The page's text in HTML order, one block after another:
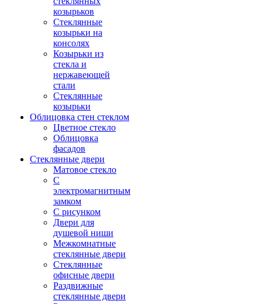
козырьков
Стеклянные
козырьки на
консолях
Козырьки из
стекла и
нержавеющей
стали
Стеклянные
козырьки
Облицовка стен стеклом
Цветное стекло
Облицовка
фасадов
Стеклянные двери
Матовое стекло
С
электромагнитным
замком
С рисунком
Двери для
душевой ниши
Межкомнатные
стеклянные двери
Стеклянные
офисные двери
Раздвижные
стеклянные двери